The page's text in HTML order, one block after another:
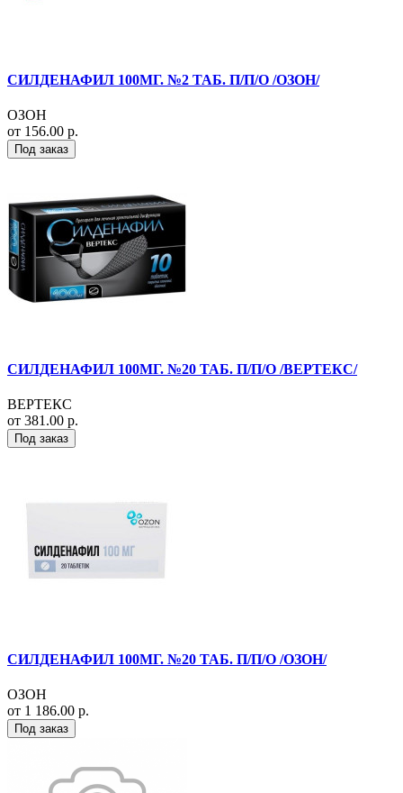
СИЛДЕНАФИЛ 100МГ. №2 ТАБ. П/П/О /ОЗОН/
ОЗОН
от 156.00 р.
Под заказ
СИЛДЕНАФИЛ 100МГ. №20 ТАБ. П/П/О /ВЕРТЕКС/
ВЕРТЕКС
от 381.00 р.
Под заказ
СИЛДЕНАФИЛ 100МГ. №20 ТАБ. П/П/О /ОЗОН/
ОЗОН
от 1 186.00 р.
Под заказ